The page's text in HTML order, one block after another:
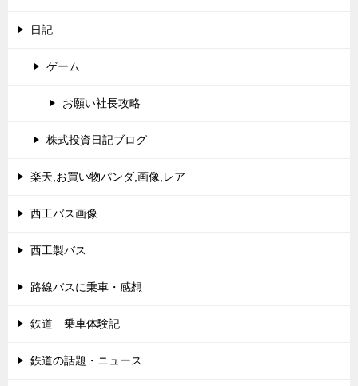
日記
ゲーム
お願い社長攻略
株式投資日記ブログ
楽天,お買い物パンダ,画像,レア
西工バス画像
西工製バス
路線バスに乗車・感想
鉄道 乗車体験記
鉄道の話題・ニュース